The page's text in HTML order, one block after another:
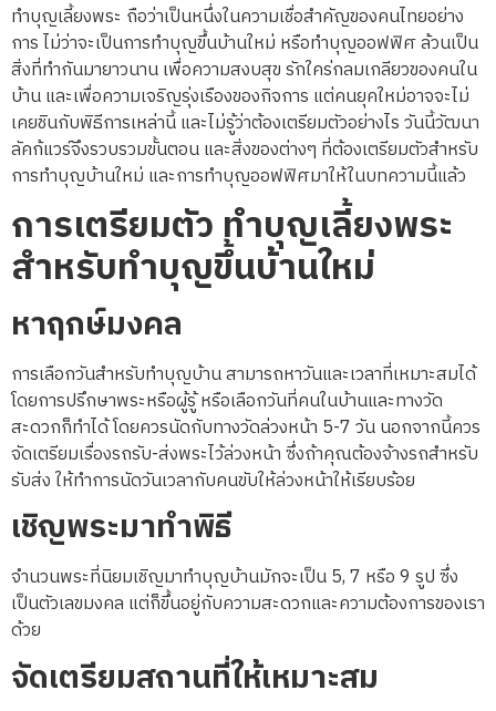
ทำบุญเลี้ยงพระ ถือว่าเป็นหนึ่งในความเชื่อสำคัญของคนไทยอย่าง
การ ไม่ว่าจะเป็นการทำบุญขึ้นบ้านใหม่ หรือทำบุญออฟฟิศ ล้วนเป็น
สิ่งที่ทำกันมายาวนาน เพื่อความสงบสุข รักใคร่กลมเกลียวของคนใน
บ้าน และเพื่อความเจริญรุ่งเรืองของกิจการ แต่คนยุคใหม่อาจจะไม่
เคยชินกับพิธีการเหล่านี้ และไม่รู้ว่าต้องเตรียมตัวอย่างไร วันนี้วัฒนา
ลัคก้แวร์จึงรวบรวมขั้นตอน และสิ่งของต่างๆ ที่ต้องเตรียมตัวสำหรับ
การทำบุญบ้านใหม่ และการทำบุญออฟฟิศมาให้ในบทความนี้แล้ว
การเตรียมตัว ทำบุญเลี้ยงพระ
สำหรับทำบุญขึ้นบ้านใหม่
หาฤกษ์มงคล
การเลือกวันสำหรับทำบุญบ้าน สามารถหาวันและเวลาที่เหมาะสมได้
โดยการปรึกษาพระหรือผู้รู้ หรือเลือกวันที่คนในบ้านและทางวัด
สะดวกก็ทำได้ โดยควรนัดกับทางวัดล่วงหน้า 5-7 วัน นอกจากนี้ควร
จัดเตรียมเรื่องรถรับ-ส่งพระไว้ล่วงหน้า ซึ่งถ้าคุณต้องจ้างรถสำหรับ
รับส่ง ให้ทำการนัดวันเวลากับคนขับให้ล่วงหน้าให้เรียบร้อย
เชิญพระมาทำพิธี
จำนวนพระที่นิยมเชิญมาทำบุญบ้านมักจะเป็น 5, 7 หรือ 9 รูป ซึ่ง
เป็นตัวเลขมงคล แต่ก็ขึ้นอยู่กับความสะดวกและความต้องการของเรา
ด้วย
จัดเตรียมสถานที่ให้เหมาะสม